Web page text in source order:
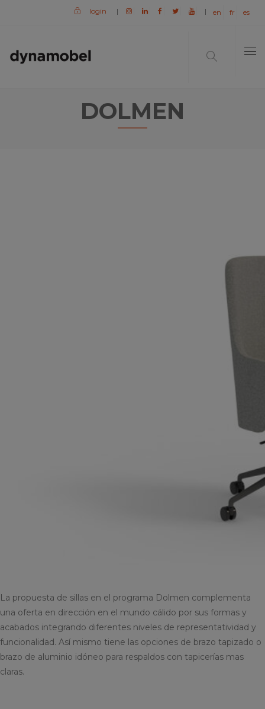
login | | en fr es
DOLMEN
La propuesta de sillas en el programa Dolmen complementa
una oferta en dirección en el mundo cálido por sus formas y
acabados integrando diferentes niveles de representatividad y
funcionalidad. Así mismo tiene las opciones de brazo tapizado o
brazo de aluminio idóneo para respaldos con tapicerías mas
claras.